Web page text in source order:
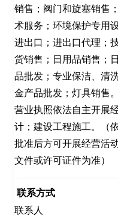
销售；阀门和旋塞销售
术服务；环境保护专用
进出口；进出口代理；
货销售；日用品销售；
品批发；专业保洁、清
金产品批发；灯具销售
营业执照依法自主开展
计；建设工程施工。（
批准后方可开展经营活
文件或许可证件为准）
联系方式
联系人